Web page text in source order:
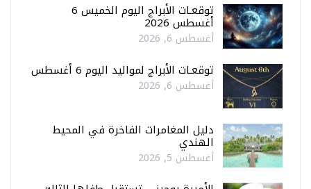
توقعـات الأبراج اليوم الخميس 6
أغسطس 2026
أغسطس 6, 2026
توقعـات الأبراج لمواليد اليوم 6 أغسطس
أغسطس 6, 2026
دليل المغامرات الفاخرة في المحيط
الهندي
أغسطس 5, 2026